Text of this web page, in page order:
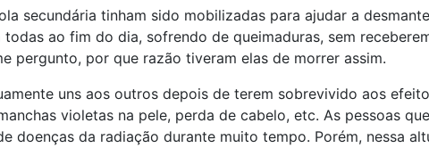
secundária tinham sido mobilizadas para ajudar a
ao fim do dia, sofrendo de queimaduras, sem
pergunto, por que razão tiveram elas de morrer assim.
uns aos outros depois de terem sobrevivido aos
violetas na pele, perda de cabelo, etc. As pessoas
doenças da radiação durante muito tempo. Porém, nessa